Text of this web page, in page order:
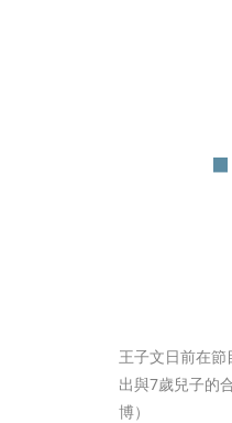
王子文日前在
出與7歲兒子的
博）